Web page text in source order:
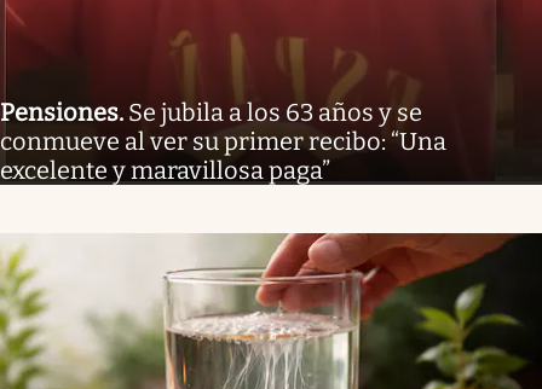
Pensiones. Se jubila a los 63 años y se
conmueve al ver su primer recibo: “Una
excelente y maravillosa paga”